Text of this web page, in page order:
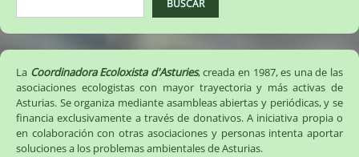
BUSCAR
La Coordinadora Ecoloxista d'Asturies, creada en 1987, es una de las
asociaciones ecologistas con mayor trayectoria y más activas de
Asturias. Se organiza mediante asambleas abiertas y periódicas, y se
financia exclusivamente a través de donativos. A iniciativa propia o
en colaboración con otras asociaciones y personas intenta aportar
soluciones a los problemas ambientales de Asturias.